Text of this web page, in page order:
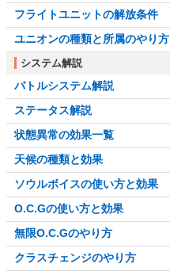
フライトユニットの解放条件
ユニオンの種類と所属のやり方
システム解説
バトルシステム解説
ステータス解説
状態異常の効果一覧
天候の種類と効果
ソウルボイスの使い方と効果
O.C.Gの使い方と効果
無限O.C.Gのやり方
クラスチェンジのやり方